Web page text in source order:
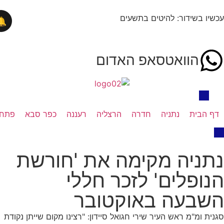
בשידור: להיטים בתשעים
הוואטסאפ האדום
נתניה חדרה הרצליה רעננה כפר סבא פתח
מקימה את 'חורשת
לזכר חללי
באוקטובר
ראש העיר שירי חגואל סיידון: "רצינו מקום שייתן נקודת